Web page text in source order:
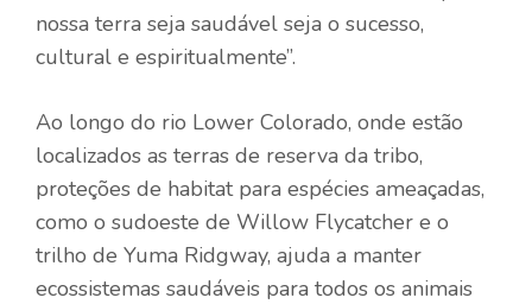
nossa terra seja saudável seja o sucesso,
cultural e espiritualmente”.
Ao longo do rio Lower Colorado, onde estão
localizados as terras de reserva da tribo,
proteções de habitat para espécies ameaçadas,
como o sudoeste de Willow Flycatcher e o
trilho de Yuma Ridgway, ajuda a manter
ecossistemas saudáveis ​​para todos os animais